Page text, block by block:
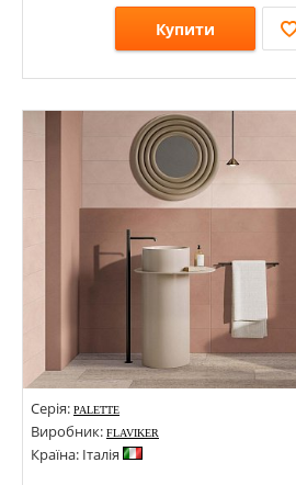
Купити
Стилі: Мозаїка; Scale «луска»; Під метал;
Серія: PALETTE
Виробник: FLAVIKER
Країна: Італія